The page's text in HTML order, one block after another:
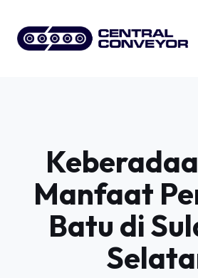
content
Manfaat
Batu di